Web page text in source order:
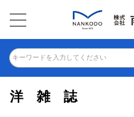
キーワードを入力してください
洋雑誌